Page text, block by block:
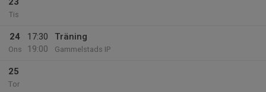
Tis
24
Ons
17:30
19:00
Träning
Gammelstads IP
25
Tor